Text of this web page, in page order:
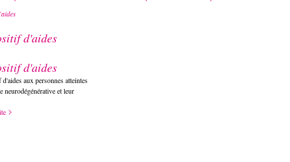
d'aides
d'aides
aux personnes atteintes
neurodégénérative et leur